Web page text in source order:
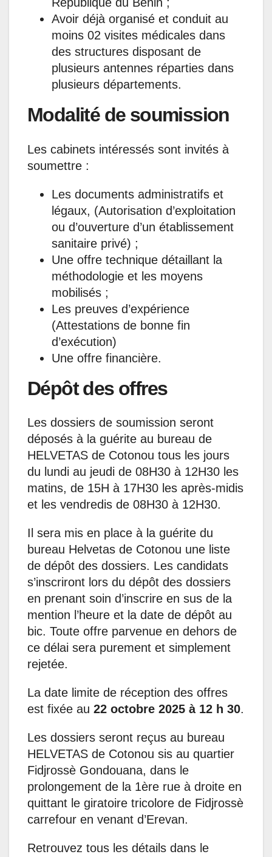
République du Bénin ;
Avoir déjà organisé et conduit au
moins 02 visites médicales dans
des structures disposant de
plusieurs antennes réparties dans
plusieurs départements.
Modalité de soumission
Les cabinets intéressés sont invités à
soumettre :
Les documents administratifs et
légaux, (Autorisation d’exploitation
ou d’ouverture d’un établissement
sanitaire privé) ;
Une offre technique détaillant la
méthodologie et les moyens
mobilisés ;
Les preuves d’expérience
(Attestations de bonne fin
d’exécution)
Une offre financière.
Dépôt des offres
Les dossiers de soumission seront
déposés à la guérite au bureau de
HELVETAS de Cotonou tous les jours
du lundi au jeudi de 08H30 à 12H30 les
matins, de 15H à 17H30 les après-midis
et les vendredis de 08H30 à 12H30.
Il sera mis en place à la guérite du
bureau Helvetas de Cotonou une liste
de dépôt des dossiers. Les candidats
s’inscriront lors du dépôt des dossiers
en prenant soin d’inscrire en sus de la
mention l’heure et la date de dépôt au
bic. Toute offre parvenue en dehors de
ce délai sera purement et simplement
rejetée.
La date limite de réception des offres
est fixée au 22 octobre 2025 à 12 h 30.
Les dossiers seront reçus au bureau
HELVETAS de Cotonou sis au quartier
Fidjrossè Gondouana, dans le
prolongement de la 1ère rue à droite en
quittant le giratoire tricolore de Fidjrossè
carrefour en venant d’Erevan.
Retrouvez tous les détails dans le